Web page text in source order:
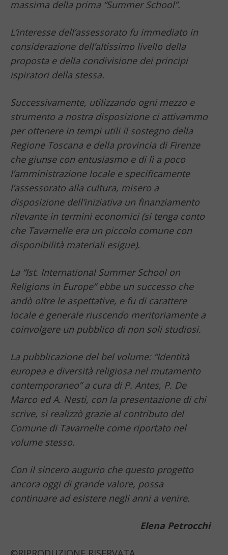
massima della prima “Summer School”.
L’interesse dell’assessorato fu immediato in
considerazione dell’altissimo livello della
proposta e della condivisione dei principi
ispiratori della stessa.
Successivamente, utilizzando ogni mezzo e
strumento a nostra disposizione ci attivammo
per ottenere in tempi utili il sostegno della
Regione Toscana e della provincia di Firenze
che giunse con entusiasmo e di lì a poco
l’amministrazione locale e specificamente
l’assessorato alla cultura, misero a
disposizione dell’iniziativa un finanziamento
rilevante in termini economici (si tenga conto
che Tavarnelle era un piccolo comune con
disponibilità materiali esigue).
La “Ist. International Summer School on
Religions in Europe” ebbe un successo che
andò oltre le aspettative, e fu di carattere
locale e generale riuscendo meritoriamente a
coinvolgere un pubblico di non soli studiosi.
La pubblicazione del bel volume: “Identità
europea e diversità religiosa nel mutamento
contemporaneo” a cura di P. Antes, P. De
Marco ed A. Nesti, con la presentazione di chi
scrive, si realizzò grazie al contributo del
Comune di Tavarnelle come riportato nel
volume stesso.
Con il sincero augurio che questo progetto
ancora oggi di grande valore, possa
continuare ad esistere negli anni a venire.
Elena Petrocchi